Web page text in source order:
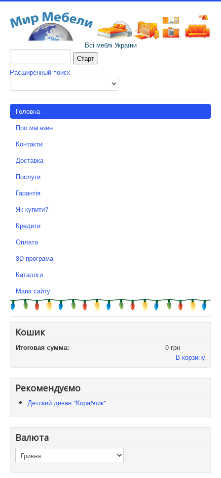
Всі меблі України
Расширенный поиск
Головна
Про магазин
Контакти
Доставка
Послуги
Гарантія
Як купити?
Кредити
Оплата
3D-програма
Каталоги
Мапа сайту
Кошик
Итоговая сумма:
0 грн
В корзину
Рекомендуємо
Детский диван "Кораблик"
Валюта